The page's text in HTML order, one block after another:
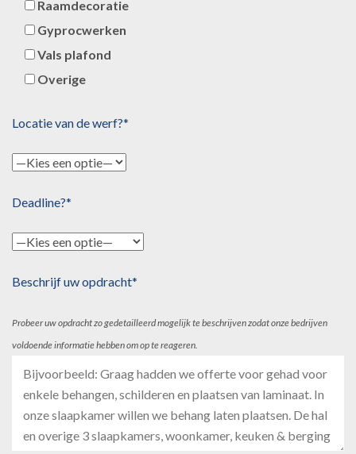
Raamdecoratie
Gyprocwerken
Vals plafond
Overige
Locatie van de werf?*
Deadline?*
Beschrijf uw opdracht*
Probeer uw opdracht zo gedetailleerd mogelijk te beschrijven zodat onze bedrijven
voldoende informatie hebben om op te reageren.